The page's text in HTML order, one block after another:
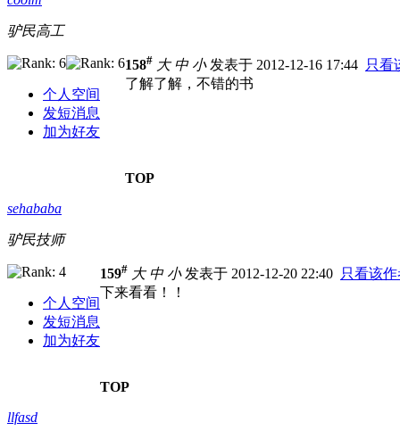
驴民高工
个人空间
发短消息
加为好友
158# 大 中 小发表于 2012-12-16 17:44 只看
了解了解，不错的书
TOP
sehababa
驴民技师
个人空间
发短消息
加为好友
159# 大 中 小发表于 2012-12-20 22:40 只看该
下来看看！！
TOP
llfasd